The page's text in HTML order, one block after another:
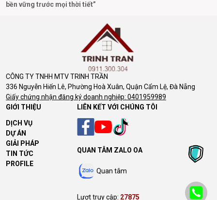
bền vững trước mọi thời tiết”
CÔNG TY TNHH MTV TRINH TRẦN
336 Nguyễn Hiến Lê, Phường Hoà Xuân, Quận Cẩm Lệ, Đà Nẵng
Giấy chứng nhận đăng ký doanh nghiệp: 0401959989
GIỚI THIỆU
DỊCH VỤ
DỰ ÁN
GIẢI PHÁP
TIN TỨC
PROFILE
LIÊN KẾT VỚI CHÚNG TÔI
QUAN TÂM ZALO OA
Quan tâm
Lượt truy cập: 27875